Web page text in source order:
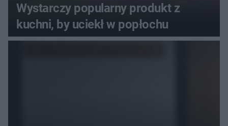
Wystarczy popularny produkt z
kuchni, by uciekł w popłochu